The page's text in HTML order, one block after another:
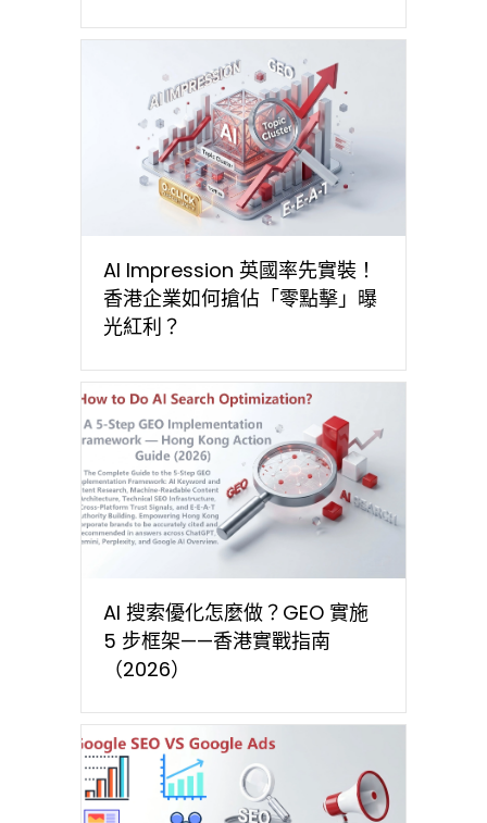
AI Impression 英國率先實裝！
香港企業如何搶佔「零點擊」曝
光紅利？
AI 搜索優化怎麼做？GEO 實施
5 步框架——香港實戰指南
（2026）